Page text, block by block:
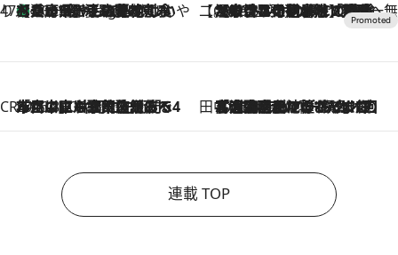
47都道府県の手みやげ ひんやりスイーツで夏を満喫
10 Hours Ago
【兵庫県】この夏絶対食べたい 冷やしておいしいおやつ3選 淡路島の恵みをジェラートに集約 【CREA×星野リゾート】唯一無二。癒しと発見が待つ場所へ
2026.8.7
【トンボの足水浴】ヒノキの香りに包まれて涼感マックス！約13℃の湧水かけ流しを避暑地「星野温泉 トンボの湯」で体験
CREA'S CHOICE
2026.8.7
「立川にも歌舞伎があるんだよ」 片岡仁左衛門・市川中車ら豪華座組みで4年目の立川立飛歌舞伎へ 田中稲の勝手に再ブーム
2026.8.7
「湘南乃風に憧れて」観客大盛上がりの“タオル回し”に、ラッパー顔負けの高速歌唱まで…さだまさし（74）のアグレッシブすぎる現在地
連載 TOP